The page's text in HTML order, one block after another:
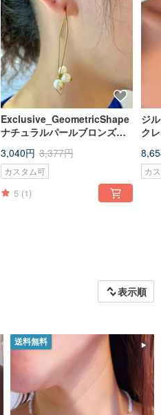
Exclusive_GeometricShape
ナチュラルパールブロンズイ
ピアスイヤリング
3,040円 3,377円
カスタム可
5 (1)
ジ
ク
カ
表示順
送料無料